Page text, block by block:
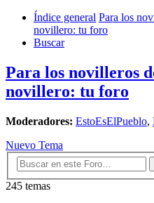
Índice general Para los
novillero: tu foro
Buscar
Para los novilleros
novillero: tu foro
Moderadores: EstoEsElPueblo,
Nuevo Tema
245 temas